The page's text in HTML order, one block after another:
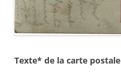
Texte* de la carte postale